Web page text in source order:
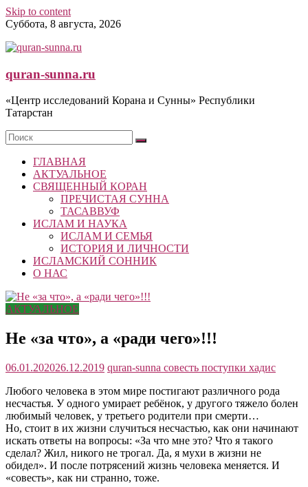
Skip to content
Суббота, 8 августа, 2026
quran-sunna.ru
«Центр исследований Корана и Сунны» Республики
Татарстан
ГЛАВНАЯ
АКТУАЛЬНОЕ
СВЯЩЕННЫЙ КОРАН
ПРЕЧИСТАЯ СУННА
ТАСАВВУФ
ИСЛАМ И НАУКА
ИСЛАМ И СЕМЬЯ
ИСТОРИЯ И ЛИЧНОСТИ
ИСЛАМСКИЙ СОННИК
О НАС
АКТУАЛЬНОЕ
Не «за что», а «ради чего»!!!
06.01.202026.12.2019 quran-sunna совесть поступки хадис
Любого человека в этом мире постигают различного рода
несчастья. У одного умирает ребёнок, у другого тяжело болен
любимый человек, у третьего родители при смерти…
Но, стоит в их жизни случиться несчастью, как они начинают
искать ответы на вопросы: «За что мне это? Что я такого
сделал? Жил, никого не трогал. Да, я мухи в жизни не
обидел». И после потрясений жизнь человека меняется. И
«совесть», как ни странно, тоже.